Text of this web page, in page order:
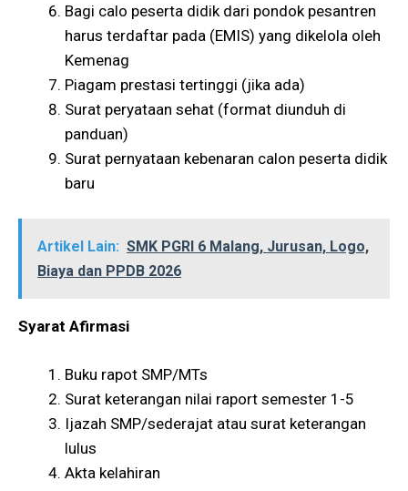
Bagi calo peserta didik dari pondok pesantren
harus terdaftar pada (EMIS) yang dikelola oleh
Kemenag
Piagam prestasi tertinggi (jika ada)
Surat peryataan sehat (format diunduh di
panduan)
Surat pernyataan kebenaran calon peserta didik
baru
Artikel Lain: SMK PGRI 6 Malang, Jurusan, Logo,
Biaya dan PPDB 2026
Syarat Afirmasi
Buku rapot SMP/MTs
Surat keterangan nilai raport semester 1-5
Ijazah SMP/sederajat atau surat keterangan
lulus
Akta kelahiran